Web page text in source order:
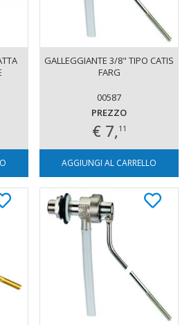
GALLEGGIANTE 3/8" TIPO CATIS
FARG
00587
PREZZO
€ 7,11
AGGIUNGI AL CARRELLO